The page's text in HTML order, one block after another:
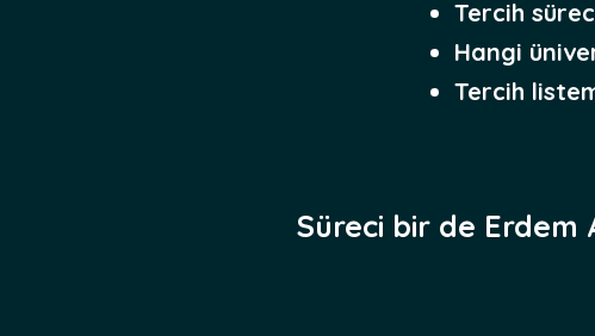
Tercih
Hangi
Tercih
Süreci bir de Erdem